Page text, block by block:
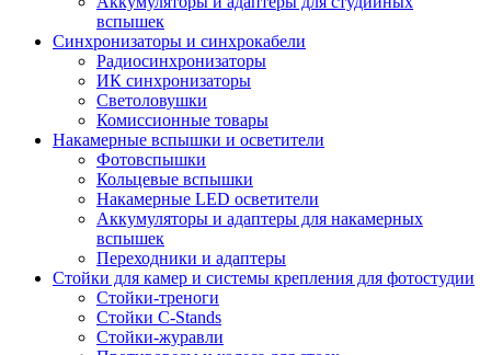
вспышек
Синхронизаторы и синхрокабели
Радиосинхронизаторы
ИК синхронизаторы
Светоловушки
Комиссионные товары
Накамерные вспышки и осветители
Фотовспышки
Кольцевые вспышки
Накамерные LED осветители
Аккумуляторы и адаптеры для накамерных
вспышек
Переходники и адаптеры
Стойки для камер и системы крепления для фотостудии
Стойки-треноги
Стойки C-Stands
Стойки-журавли